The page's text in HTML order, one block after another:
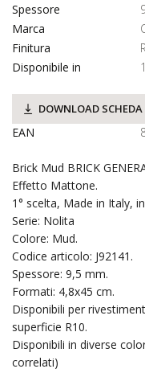
Spessore
Marca
Finitura
Disponibile in
DOWNLOAD
EAN
Brick Mud BRICK
Effetto Mattone.
1° scelta, Made in Italy,
Serie: Nolita
Colore: Mud.
Codice articolo: J92141.
Spessore: 9,5 mm.
Formati: 4,8x45 cm.
Disponibili per
superficie R10.
Disponibili in diverse
correlati)